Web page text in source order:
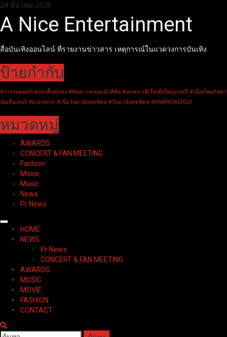
Skip
to
content
24 มีนาคม 2026
A Nice Entertainment
สื่อบันเทิงออนไลน์ ที่รายงานข่าวสาร เหตุการณ์ในแวดวงการบันเทิง
ป้ายกำกับ
#การรอคอยกำลังจะสิ้นสุดลง #พิษสวาทเดอะมิวสิคัล #ละครเวทีเรื่องยิ่งใหญ่แห่งปี #เมืองไทยรัชดา
ลัยเธียเตอร์ #scenario #เข็มวันอานันทมหิดล #วันอานันทมหิดล #ANANDAY2023
หมวดหมู่
AWARDS
CONCERT & FAN MEETING
Fashion
Movie
Music
News
Pr News
Primary
Menu
HOME
NEWS
Pr News
CONCERT & FAN MEETING
AWARDS
MUSIC
MOVIE
FASHION
CONTACT
ค้นหา